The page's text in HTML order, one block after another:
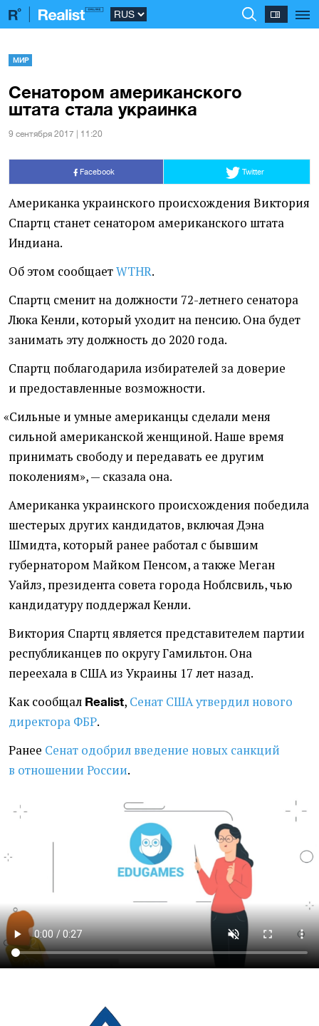
МИР
Сенатором американского
штата стала украинка
9 сентября 2017 | 11:20
Facebook Twitter
Американка украинского происхождения Виктория
Спартц станет сенатором американского штата
Индиана.
Об этом сообщаетWTHR.
Спартц сменит на должности 72-летнего сенатора
Люка Кенли, который уходит на пенсию. Она будет
занимать эту должность до 2020 года.
Спартц поблагодарила избирателей за доверие
и предоставленные возможности.
«Сильные и умные американцы сделали меня
сильной американской женщиной. Наше время
принимать свободу и передавать ее другим
поколениям», — сказала она.
Американка украинского происхождения победила
шестерых других кандидатов, включая Дэна
Шмидта, который ранее работал с бывшим
губернатором Майком Пенсом, а также Меган
Уайлз, президента совета города Ноблсвиль, чью
кандидатуру поддержал Кенли.
Виктория Спартц является представителем партии
республиканцев по округу Гамильтон. Она
переехала в США из Украины 17 лет назад.
Как сообщал Realist, Сенат США утвердил нового
директора ФБР.
Ранее Сенат одобрил введение новых санкций
в отношении России.